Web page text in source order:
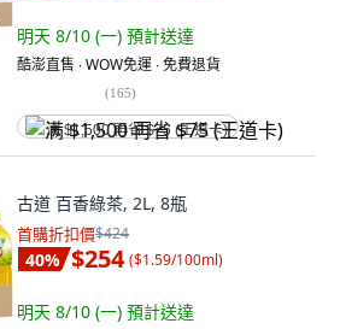
明天 8/10 (一) 預計送達
酷澎直售 ∙ WOW免運 ∙ 免費退貨
(165)
满 $1,500 再省 $75 (王道卡)
古道 百香綠茶, 2L, 8瓶
首購折扣價$424
40% $254 ($1.59/100ml)
明天 8/10 (一) 預計送達